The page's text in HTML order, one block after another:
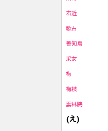
右近
歌占
善知鳥
采女
梅
梅枝
雲林院
(え)